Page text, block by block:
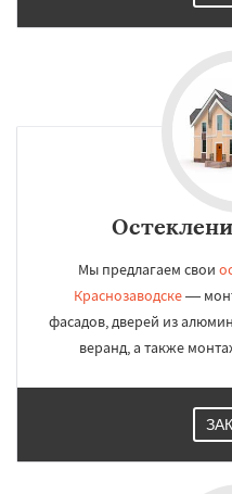
Мы предлагаем свои
Краснозаводске—
фасадов, дверей из
веранд, а также